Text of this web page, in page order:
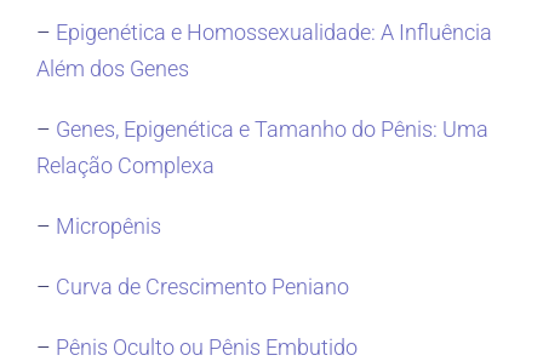
– Epigenética e Homossexualidade: A Influência
Além dos Genes
– Genes, Epigenética e Tamanho do Pênis: Uma
Relação Complexa
– Micropênis
– Curva de Crescimento Peniano
– Pênis Oculto ou Pênis Embutido